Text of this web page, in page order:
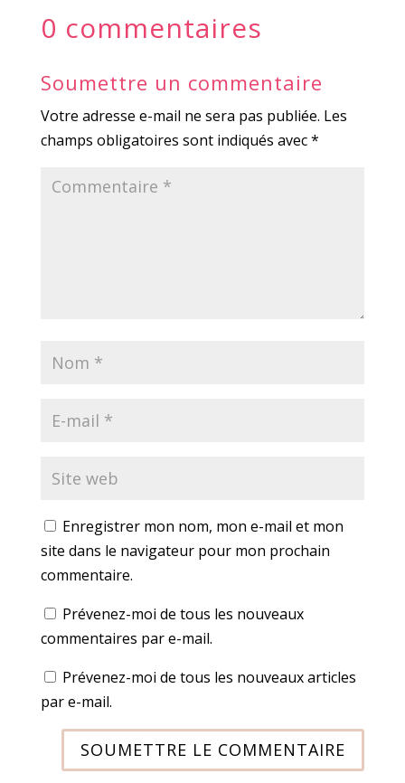
0 commentaires
Soumettre un commentaire
Votre adresse e-mail ne sera pas publiée. Les
champs obligatoires sont indiqués avec*
Enregistrer mon nom, mon e-mail et mon
site dans le navigateur pour mon prochain
commentaire.
Prévenez-moi de tous les nouveaux
commentaires par e-mail.
Prévenez-moi de tous les nouveaux articles
par e-mail.
SOUMETTRE LE COMMENTAIRE